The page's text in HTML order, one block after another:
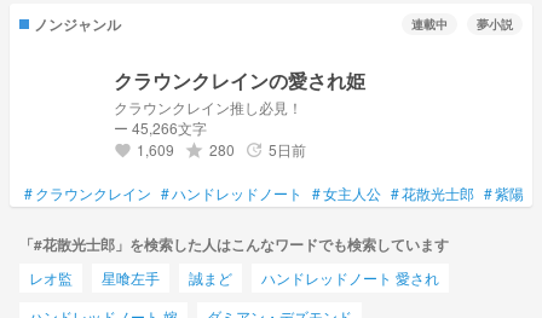
ノンジャンル 連載中 夢小説
クラウンクレインの愛され姫
クラウンクレイン推し必見！
ー 45,266文字
favorite 1,609 grade 280 update 5日前
#クラウンクレイン #ハンドレッドノート #女主人公 #花散光士郎 #紫陽
「#花散光士郎」を検索した人はこんなワードでも検索しています
レオ監 星喰左手 誠まど
ハンドレッドノート 愛され